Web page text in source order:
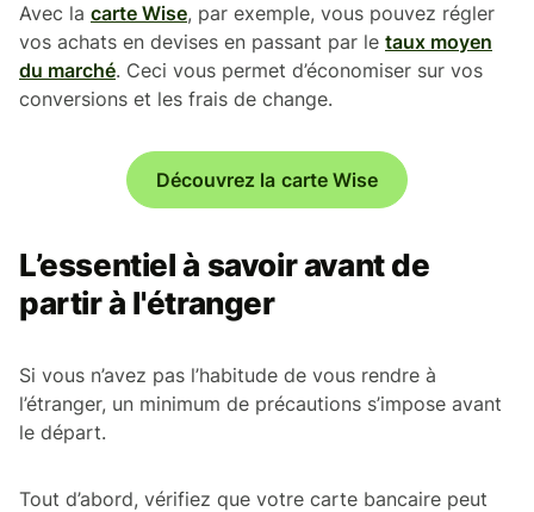
Avec la carte Wise, par exemple, vous pouvez régler
vos achats en devises en passant par le taux moyen
du marché. Ceci vous permet d’économiser sur vos
conversions et les frais de change.
Découvrez la carte Wise
L’essentiel à savoir avant de
partir à l'étranger
Si vous n’avez pas l’habitude de vous rendre à
l’étranger, un minimum de précautions s’impose avant
le départ.
Tout d’abord, vérifiez que votre carte bancaire peut